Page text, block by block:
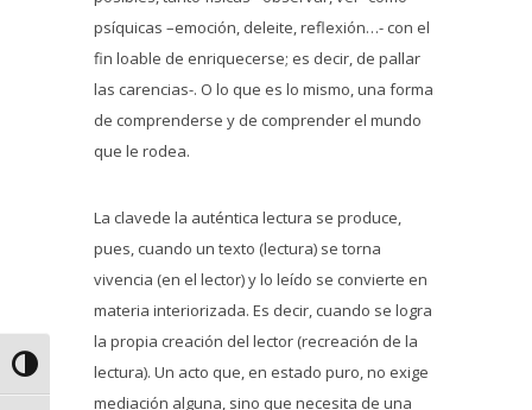
Alternar alto contraste
psíquicas –emoción, deleite, reflexión…- con el
fin loable de enriquecerse; es decir, de pallar
las carencias-. O lo que es lo mismo, una forma
de comprenderse y de comprender el mundo
que le rodea.
La clavede la auténtica lectura se produce,
pues, cuando un texto (lectura) se torna
vivencia (en el lector) y lo leído se convierte en
materia interiorizada. Es decir, cuando se logra
la propia creación del lector (recreación de la
lectura). Un acto que, en estado puro, no exige
mediación alguna, sino que necesita de una